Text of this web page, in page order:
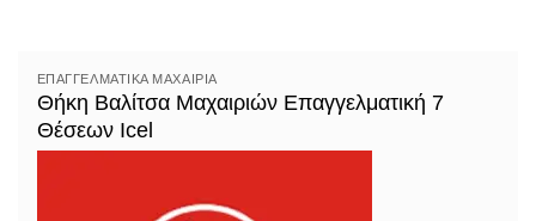
ΕΠΑΓΓΕΛΜΑΤΙΚΆ ΜΑΧΑΊΡΙΑ
Θήκη Βαλίτσα Μαχαιριών Επαγγελματική 7
Θέσεων Icel